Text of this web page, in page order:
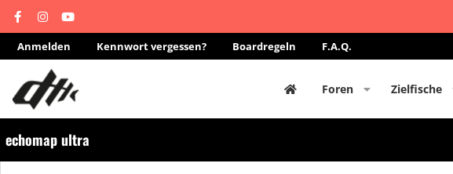
Anmelden Kennwort vergessen? Boardregeln F.A.Q.
Foren Zielfische
echomap ultra